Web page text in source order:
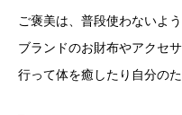
ご褒美は、普段使わないよ
ブランドのお財布やアクセ
行って体を癒したり自分の